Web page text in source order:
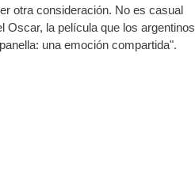
otra consideración. No es casual
Oscar, la película que los argentinos
una emoción compartida".